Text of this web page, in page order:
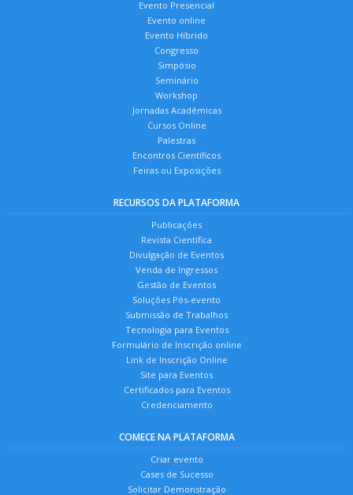
Evento Presencial
Evento online
Evento Híbrido
Congresso
Simpósio
Seminário
Workshop
Jornadas Acadêmicas
Cursos Online
Palestras
Encontros Científicos
Feiras ou Exposições
RECURSOS DA PLATAFORMA
Publicações
Revista Científica
Divulgação de Eventos
Venda de Ingressos
Gestão de Eventos
Soluções Pós-evento
Submissão de Trabalhos
Tecnologia para Eventos
Formulário de Inscrição online
Link de Inscrição Online
Site para Eventos
Certificados para Eventos
Credenciamento
COMECE NA PLATAFORMA
Criar evento
Cases de Sucesso
Solicitar Demonstração